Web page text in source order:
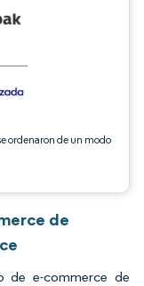
ordenaron de un modo
de
de e-commerce de